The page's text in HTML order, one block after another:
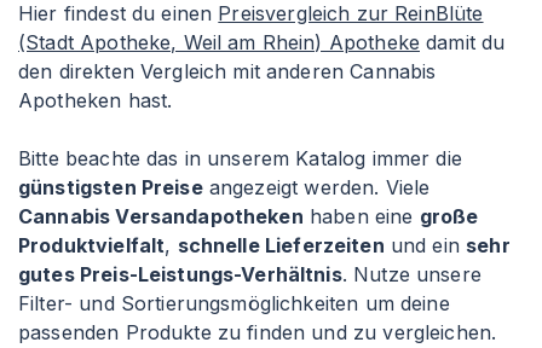
Hier findest du einen Preisvergleich zur ReinBlüte
(Stadt Apotheke, Weil am Rhein) Apotheke damit du
den direkten Vergleich mit anderen Cannabis
Apotheken hast.
Bitte beachte das in unserem Katalog immer die
günstigsten Preiseangezeigt werden. Viele
Cannabis Versandapotheken haben eine große
Produktvielfalt, schnelle Lieferzeiten und ein sehr
gutes Preis-Leistungs-Verhältnis. Nutze unsere
Filter- und Sortierungsmöglichkeiten um deine
passenden Produkte zu finden und zu vergleichen.